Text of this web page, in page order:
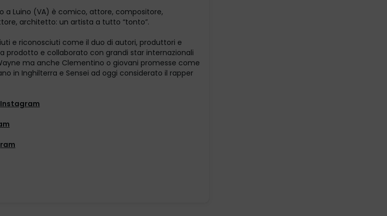
a Luino (VA) è comico, attore, compositore,
architetto: un artista a tutto “tonto”.
e riconosciuti come il duo di autori, produttori e
prodotto e collaborato con grandi star internazionali
ma anche Clementino o giovani promesse come
in Inghilterra e Sensei ad oggi considerato il rapper
Instagram